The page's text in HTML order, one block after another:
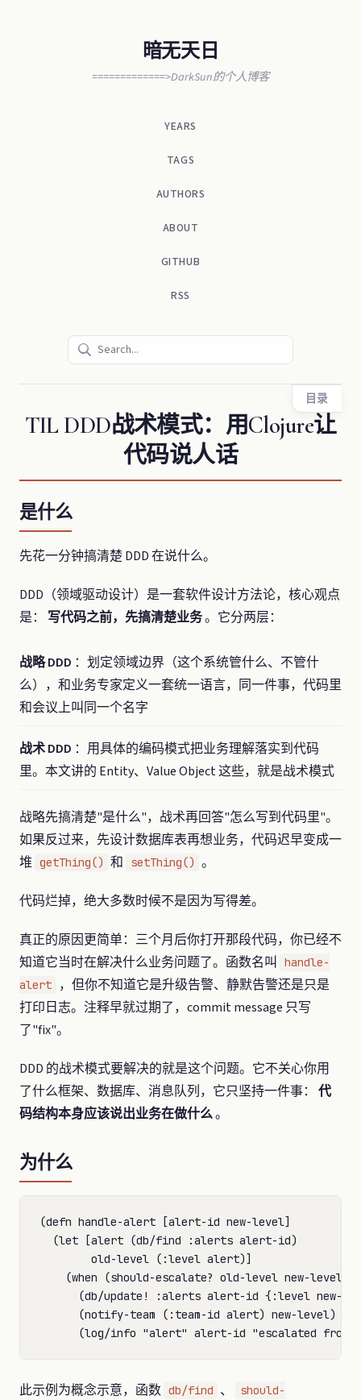
暗无天日
=============>DarkSun的个人博客
YEARS
TAGS
AUTHORS
ABOUT
GITHUB
RSS
TIL DDD战术模式：用Clojure让
代码说人话
目录
是什么
先花一分钟搞清楚 DDD 在说什么。
DDD（领域驱动设计）是一套软件设计方法论，核心观点
是： 写代码之前，先搞清楚业务。它分两层：
战略 DDD ：划定领域边界（这个系统管什么、不管什
么），和业务专家定义一套统一语言，同一件事，代码里
和会议上叫同一个名字
战术 DDD ：用具体的编码模式把业务理解落实到代码
里。本文讲的 Entity、Value Object 这些，就是战术模式
战略先搞清楚"是什么"，战术再回答"怎么写到代码里"。
如果反过来，先设计数据库表再想业务，代码迟早变成一
堆 getThing() 和 setThing() 。
代码烂掉，绝大多数时候不是因为写得差。
真正的原因更简单：三个月后你打开那段代码，你已经不
知道它当时在解决什么业务问题了。函数名叫
handle-
alert
，但你不知道它是升级告警、静默告警还是只是
打印日志。注释早就过期了，commit message 只写
了"fix"。
DDD 的战术模式要解决的就是这个问题。它不关心你用
了什么框架、数据库、消息队列，它只坚持一件事： 代
码结构本身应该说出业务在做什么。
为什么
(defn handle-alert [alert-id new-level]
  (let [alert (db/find :alerts alert-id)
        old-level (:level alert)]
    (when (should-escalate? old-level new-level)
(db/update! :alerts alert-id {:level new-
      (notify-team (:team-id alert) new-level)
此示例为概念示意，函数 db/find 、
should-